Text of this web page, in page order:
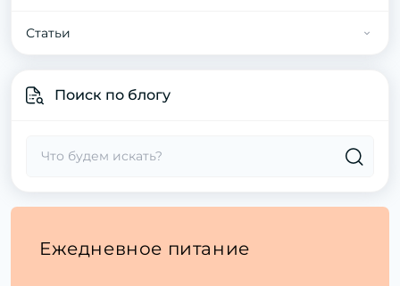
Статьи
Поиск по блогу
Ежедневное питание